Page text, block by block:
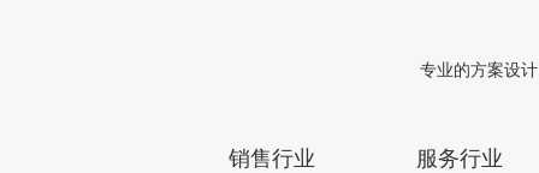
专业的方案设
销售行业 服务行业